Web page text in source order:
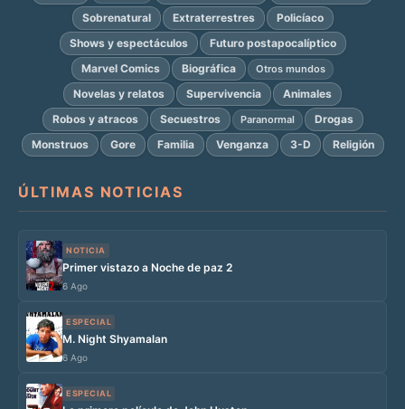
Sobrenatural
Extraterrestres
Policíaco
Shows y espectáculos
Futuro postapocalíptico
Marvel Comics
Biográfica Otros mundos
Novelas y relatos Supervivencia
Animales
Robos y atracos
Secuestros Paranormal
Drogas
Monstruos
Gore Familia Venganza 3-D Religión
ÚLTIMAS NOTICIAS
NOTICIA
Primer vistazo a Noche de paz 2
6 Ago
ESPECIAL
M. Night Shyamalan
6 Ago
ESPECIAL